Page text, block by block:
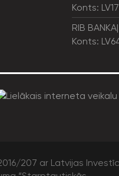
Konts:
RIB
Konts:
207 ar Latvijas